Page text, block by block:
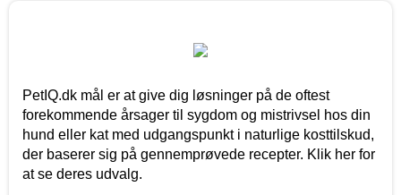
PetIQ.dk mål er at give dig løsninger på de oftest
forekommende årsager til sygdom og mistrivsel hos din
hund eller kat med udgangspunkt i naturlige kosttilskud,
der baserer sig på gennemprøvede recepter. Klik her for
at se deres udvalg.